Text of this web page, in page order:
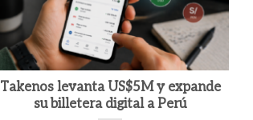
Takenos levanta US$5M y expande
su billetera digital a Perú